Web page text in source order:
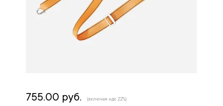
755.00 руб. (включая ндс 22%)